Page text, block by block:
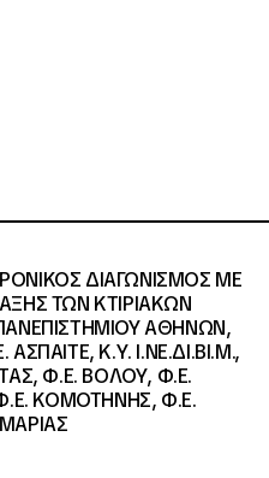
ΔΙΑΓΩΝΙΣΜΟΣ ΜΕ
ΤΩΝ ΚΤΙΡΙΑΚΩΝ
ΑΘΗΝΩΝ,
Κ.Υ. Ι.ΝΕ.ΔΙ.ΒΙ.Μ.,
Φ.Ε. ΒΟΛΟΥ, Φ.Ε.
ΚΟΜΟΤΗΝΗΣ, Φ.Ε.